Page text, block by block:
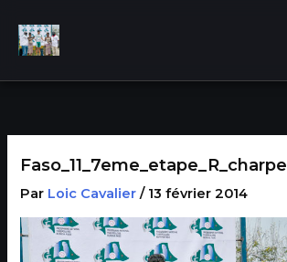
contenu
Faso_11_7eme_etape_R_charpe
Par Loic Cavalier/ 13 février 2014